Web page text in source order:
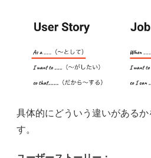
具体的にどういう違いがある
す。